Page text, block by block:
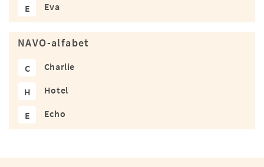
E Eva
NAVO-alfabet
C Charlie
H Hotel
E Echo